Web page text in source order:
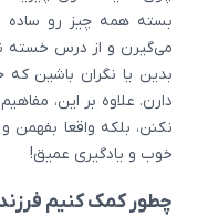
بسته همه چیز رو ساده
می‌گیرن و از درس خسته
بدین یا نگران باشین
دارن. علاوه بر این،
نکنن، بلکه واقعا
خوب و یادگیری عمیق!
چطور کمک کنیم